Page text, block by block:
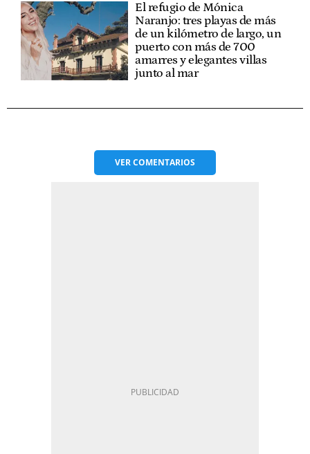
El refugio de Mónica
Naranjo: tres playas de más
de un kilómetro de largo, un
puerto con más de 700
amarres y elegantes villas
junto al mar
VERCOMENTARIOS